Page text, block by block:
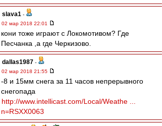
slava1 -
02 мар 2018 22:01
кони тоже играют с Локомотивом? Где
Песчанка ,а где Черкизово.
dallas1987 -
02 мар 2018 21:55
-8 и 15мм снега за 11 часов непрерывного
снегопада
http://www.intellicast.com/Local/Weathe ...
n=RSXX0063